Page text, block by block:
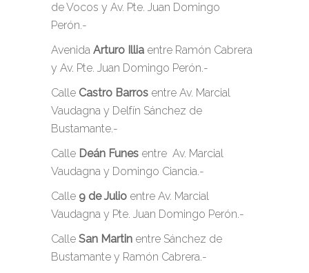
de Vocos y Av. Pte. Juan Domingo
Perón.-
Avenida Arturo Illia entre Ramón Cabrera
y Av. Pte. Juan Domingo Perón.-
Calle Castro Barros entre Av. Marcial
Vaudagna y Delfín Sánchez de
Bustamante.-
Calle Deán Funes entre Av. Marcial
Vaudagna y Domingo Ciancia.-
Calle 9 de Julio entre Av. Marcial
Vaudagna y Pte. Juan Domingo Perón.-
Calle San Martin entre Sánchez de
Bustamante y Ramón Cabrera.-